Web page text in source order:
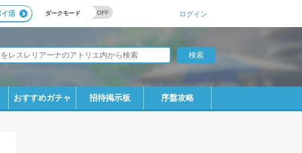
ダークモード
活 ログイン
おすすめガチャ 招待掲示板 序盤攻略